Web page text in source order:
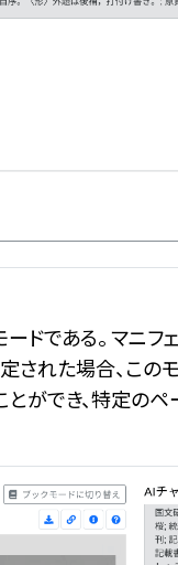
ドである。 マニフ
された場合、こ
とができ、特定